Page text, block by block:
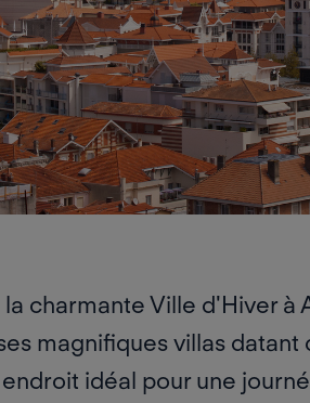
charmante Ville d'Hiver à
magnifiques villas datant
idéal pour une